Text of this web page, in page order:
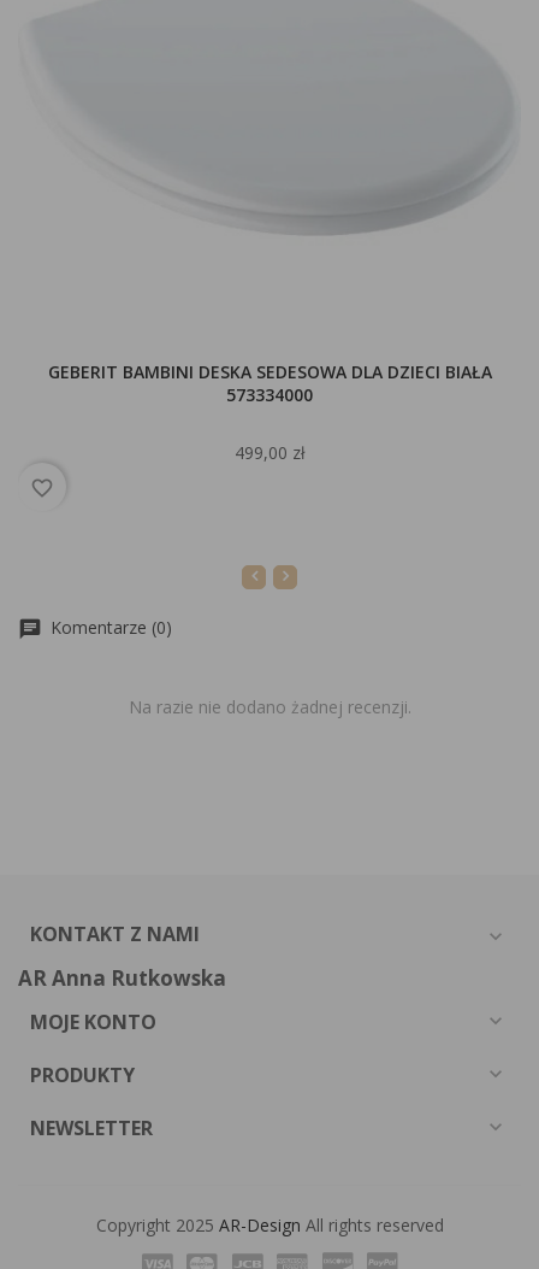
GEBERIT BAMBINI DESKA SEDESOWA DLA DZIECI BIAŁA
573334000
499,00 zł
favorite_border
Komentarze (0)
Na razie nie dodano żadnej recenzji.
KONTAKT Z NAMI expand_more
AR Anna Rutkowska
MOJE KONTO expand_more
PRODUKTY expand_more
NEWSLETTER expand_more
Copyright 2025 AR-Design All rights reserved